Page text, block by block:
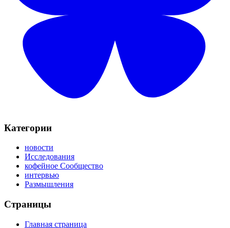
Категории
новости
Исследования
кофейное Сообщество
интервью
Размышления
Страницы
Главная страница